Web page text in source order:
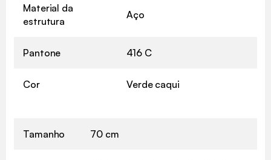
Material da
estrutura
Aço
Pantone 416 C
Cor Verde caqui
Tamanho 70 cm